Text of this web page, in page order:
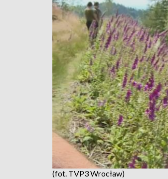
(fot. TVP3 Wrocław)